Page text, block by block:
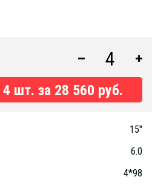
4 шт. за 28 560 руб.
15"
6.0
4*98